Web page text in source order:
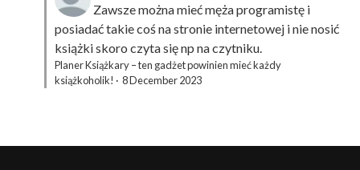
Zawsze można mieć męża programistę i
posiadać takie coś na stronie internetowej i nie nosić
książki skoro czyta się np na czytniku.
Planer Książkary – ten gadżet powinien mieć każdy
książkoholik! · 8 December 2023